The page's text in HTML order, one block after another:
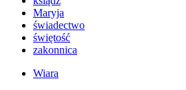
Maryja
świadectwo
świętość
zakonnica
Wiara